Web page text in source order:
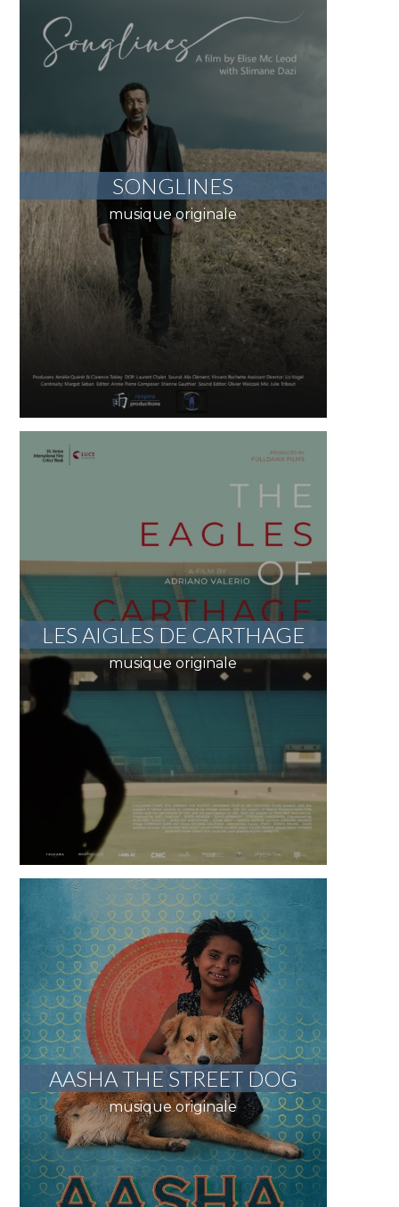
SONGLINES
musique originale
LES AIGLES DE CARTHAGE
musique originale
AASHA THE STREET DOG
musique originale